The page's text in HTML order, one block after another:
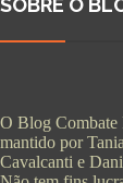
SOBRE O
O Blog Combate
mantido por
Cavalcanti e